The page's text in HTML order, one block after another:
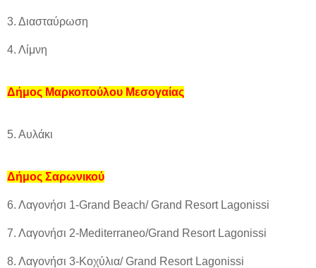
3. Διασταύρωση
4. Λίμνη
Δήμος Μαρκοπούλου Μεσογαίας
5. Αυλάκι
Δήμος Σαρωνικού
6. Λαγονήσι 1-Grand Beach/ Grand Resort Lagonissi
7. Λαγονήσι 2-Mediterraneo/Grand Resort Lagonissi
8. Λαγονήσι 3-Κοχύλια/ Grand Resort Lagonissi